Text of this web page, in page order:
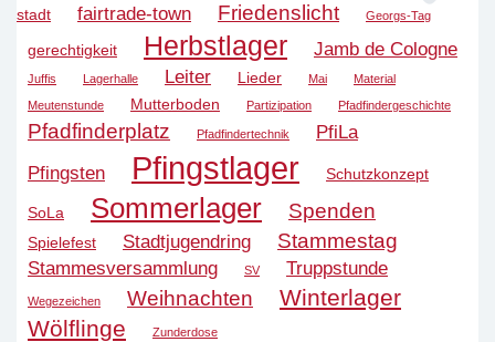
stadt
fairtrade-town Friedenslicht Georgs-Tag
gerechtigkeit Herbstlager Jamb de Cologne
Juffis Lagerhalle Leiter Lieder Mai
Material
Meutenstunde
Mutterboden Partizipation Pfadfindergeschichte
Pfadfinderplatz Pfadfindertechnik
PfiLa
Pfingsten
Pfingstlager Schutzkonzept
SoLa Sommerlager Spenden
Spielefest Stadtjugendring Stammestag
Stammesversammlung SV Truppstunde
Wegezeichen Weihnachten
Winterlager
Wölflinge
Zunderdose